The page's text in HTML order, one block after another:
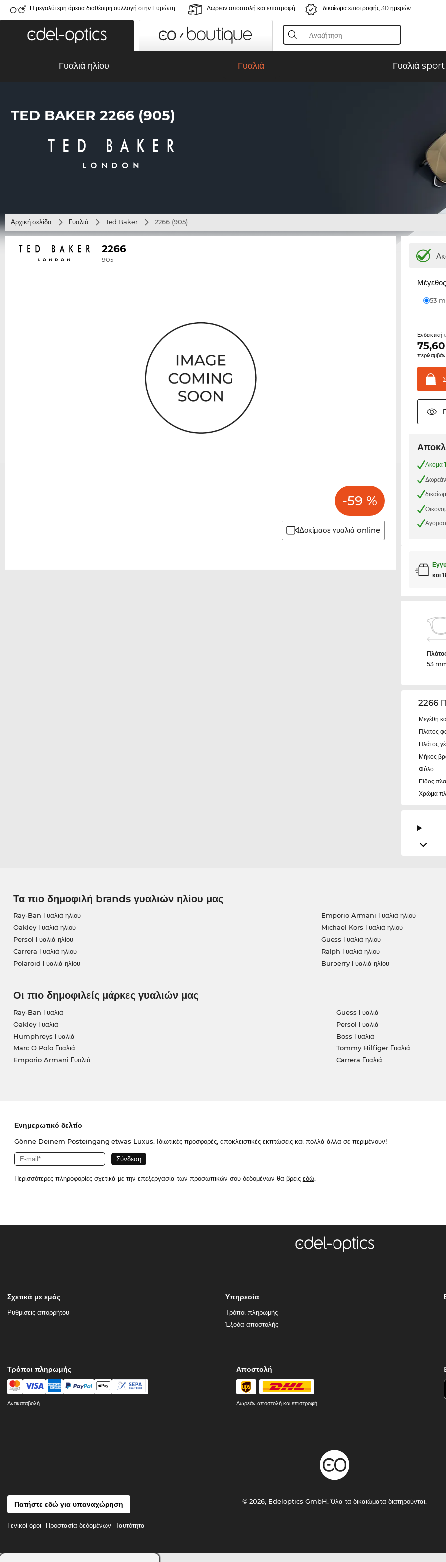
Η μεγαλύτερη άμεσα διαθέσιμη συλλογή στην Ευρώπη! Δωρεάν αποστολή και επιστροφή δικαίωμα επιστροφής 30 ημερών
Γυαλιά ηλίου Γυαλιά Γυαλιά sport
TED BAKER 2266 (905)
Αρχική σελίδα Γυαλιά Ted Baker 2266 (905)
2266
905
-59 %
Δοκίμασε γυαλιά online
Μέγεθος
53
Ενδεικτική
75,60
Ακόμα1
Δωρεάν
και
53
2266
Μεγέθη
Πλάτος
Πλάτος
Μήκος
Φύλο
Είδος
Χρώμα
Τα πιο δημοφιλή brands γυαλιών ηλίου μας
Ray-Ban Γυαλιά ηλίου
Oakley Γυαλιά ηλίου
Persol Γυαλιά ηλίου
Carrera Γυαλιά ηλίου
Polaroid Γυαλιά ηλίου
Emporio Armani Γυαλιά ηλίου
Michael Kors Γυαλιά ηλίου
Guess Γυαλιά ηλίου
Ralph Γυαλιά ηλίου
Burberry Γυαλιά ηλίου
Οι πιο δημοφιλείς μάρκες γυαλιών μας
Ray-Ban Γυαλιά
Oakley Γυαλιά
Humphreys Γυαλιά
Marc O Polo Γυαλιά
Emporio Armani Γυαλιά
Guess Γυαλιά
Persol Γυαλιά
Boss Γυαλιά
Tommy Hilfiger Γυαλιά
Carrera Γυαλιά
Ενημερωτικό δελτίο
Gönne Deinem Posteingang etwas Luxus. Ιδιωτικές προσφορές, αποκλειστικές εκπτώσεις και πολλά άλλα σε περιμένουν!
Περισσότερες πληροφορίες σχετικά με την επεξεργασία των προσωπικών σου δεδομένων θα βρεις εδώ.
Σχετικά με εμάς
Ρυθμίσεις απορρήτου
Υπηρεσία
Τρόποι πληρωμής
Έξοδα αποστολής
Τρόποι πληρωμής
Αντικαταβολή
Αποστολή
Δωρεάν αποστολή και επιστροφή
Πατήστε εδώ για υπαναχώρηση
Γενικοί όροι Προστασία δεδομένων Ταυτότητα
© 2026, Edeloptics GmbH. Όλα τα δικαιώματα διατηρούνται.